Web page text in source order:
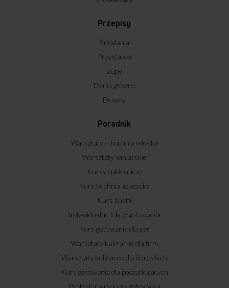
Przepisy
Śniadania
Przystawki
Zupy
Dania główne
Desery
Poradnik
Warsztaty – kuchnia włoska
Warsztaty winiarskie
Kursy cukiernicze
Kurs kuchnia azjatycka
Kurs sushi
Indywidualne lekcje gotowania
Kurs gotowania dla par
Warsztaty kulinarne dla firm
Warsztaty kulinarne dla dorosłych
Kurs gotowania dla początkujących
Profesjonalny kurs gotowania